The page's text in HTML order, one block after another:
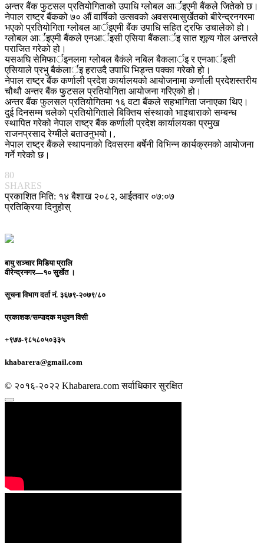
अन्तर बैंक फुटसल प्रतियोगिताको उपाधि ग्लोबल आर्इएमी बैंकले जितेको छ।
नेपाल राष्ट्र बैंकको ७० औं वार्षिको उत्सवको अवसरमासुर्खेतको बीरेन्द्रनगरमा
भएको प्रतियोगिता ग्लोबल आर्इएमी बैंक उपाधि सहित ट्रफि उचालेको हो।
ग्लोबल आर्इएमी बैंकले एनआर्इसी एसिया बैंकलार्इ सात शूल्य गोल अन्तरले
पराजित गरेको हो।
यसअघि सेमिफार्इनलमा ग्लोबल बैकंले नबिल बैकलार्इ र एनआर्इसी
एसियाले प्रभु बैकंलार्इ हराउदै उपाधि भिड्न्त पक्का गरेको हो।
नेपाल राष्ट्र बैंक कर्णाली प्रदेश कार्यालयको आयोजनामा कर्णाली प्रदेशस्तरीय
चौथौ अन्तर बैंक फुटसल प्रतियोगिता आयोजना गरिएको हो।
अन्तर बैंक फुलसल प्रतियोगितमा १६ वटा बैंकले सहभागिता जनाएका थिए।
दुई दिनसम्म चलेको प्रतियोगिताले बिक्तिय संस्थाको भाइचाराको सम्बन्ध
स्थापित गरेको नेपाल राष्ट्र बैंक कर्णाली प्रदेश कार्यालयका प्रमुख
राजनप्रसाद रेग्मीले बताउनुभयो।,
नेपाल राष्ट्र बैंकले स्थापनाको दिवसरमा बर्षेनी विभिन्न कार्यक्रमको आयोजना
गर्ने गरेको छ।
80
SHARES
प्रकाशित मिति: १४ बैशाख २०८२, आईतवार ०७:०७
प्रतिक्रिया दिनुहोस्
बायु सञ्चार मिडिया प्रालि
वीरेन्द्रनगर—१० सुर्खेत ।
सूचना विभाग दर्ता नं. ३६७९-२०७९/८०
प्रकाशक/सम्पादकमधुवन विसी
+९७७-९८५८०५०३३५
khabarera@gmail.com
© २०१६-२०२२ Khabarera.com सर्वाधिकार सुरक्षित